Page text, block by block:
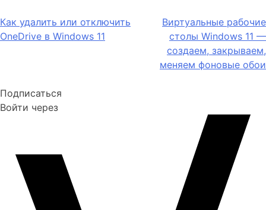
записям
Как удалить или отключить
OneDrive в Windows 11
Виртуальные рабочие
столы Windows 11 —
создаем, закрываем,
меняем фоновые обои
Подписаться
Войти через